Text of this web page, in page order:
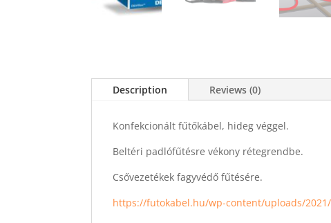
Description Reviews (0)
Konfekcionált fűtőkábel, hideg véggel.
Beltéri padlófűtésre vékony rétegrendbe.
Csővezetékek fagyvédő fűtésére.
https://futokabel.hu/wp-content/uploads/